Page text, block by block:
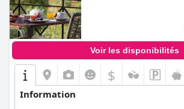
Voir les disponibilités
$
Information